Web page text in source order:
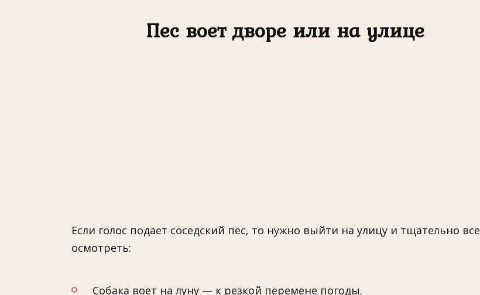
Пес воет дворе или на улице
Если голос подает соседский пес, то нужно выйти на улицу и тщательно все
осмотреть:
Собака воет на луну — к резкой перемене погоды.